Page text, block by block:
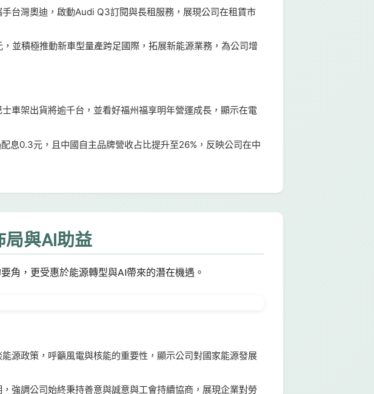
台灣奧迪，啟動Audi Q3訂閱與長租服務，展現公司在租賃市
並積極推動新車型量產跨足國際，拓展新能源業務，為公司增
車架出貨將逾千台，並看好福州福享明年營運成長，顯示在電
息0.3元，且中國自主品牌營收占比提升至26%，反映公司在中
與AI助益
角，更受惠於能源轉型與AI帶來的潛在機遇。
源政策，呼籲風電與核能的重要性，顯示公司對國家能源發展
強調公司始終秉持善意與誠意與工會持續協商，展現企業對勞